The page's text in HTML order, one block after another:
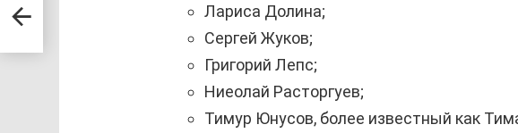
Лариса Долина;
Сергей Жуков;
Григорий Лепс;
Ниеолай Расторгуев;
Тимур Юнусов, более известный как